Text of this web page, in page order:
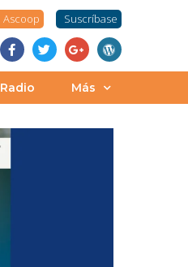
Ascoop Suscríbase
Radio Más